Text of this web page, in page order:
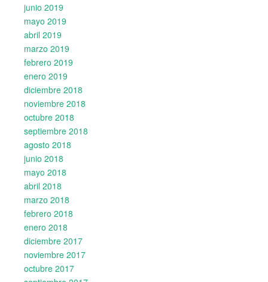
junio 2019
mayo 2019
abril 2019
marzo 2019
febrero 2019
enero 2019
diciembre 2018
noviembre 2018
octubre 2018
septiembre 2018
agosto 2018
junio 2018
mayo 2018
abril 2018
marzo 2018
febrero 2018
enero 2018
diciembre 2017
noviembre 2017
octubre 2017